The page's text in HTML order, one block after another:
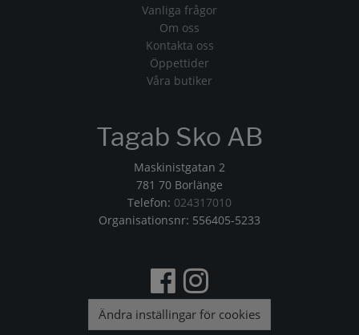
Vanliga frågor
Om oss
Kontakta oss
Öppettider
Våra butiker
Tagab Sko AB
Maskinistgatan 2
781 70 Borlänge
Telefon: 024317010
Organisationsnr: 556405-5233
Ändra inställingar för cookies